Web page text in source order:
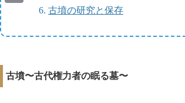
古墳の研究と保存
古墳〜古代権力者の眠る墓〜